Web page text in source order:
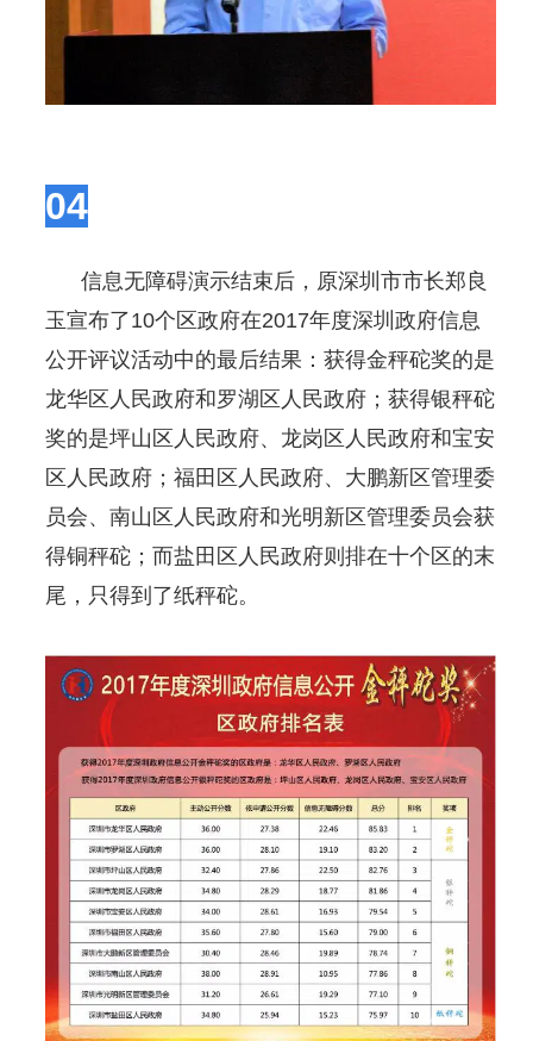
04
信息无障碍演示结束后，原深圳市市长郑良
玉宣布了10个区政府在2017年度深圳政府信息
公开评议活动中的最后结果：获得金秤砣奖的是
龙华区人民政府和罗湖区人民政府；获得银秤砣
奖的是坪山区人民政府、龙岗区人民政府和宝安
区人民政府；福田区人民政府、大鹏新区管理委
员会、南山区人民政府和光明新区管理委员会获
得铜秤砣；而盐田区人民政府则排在十个区的末
尾，只得到了纸秤砣。